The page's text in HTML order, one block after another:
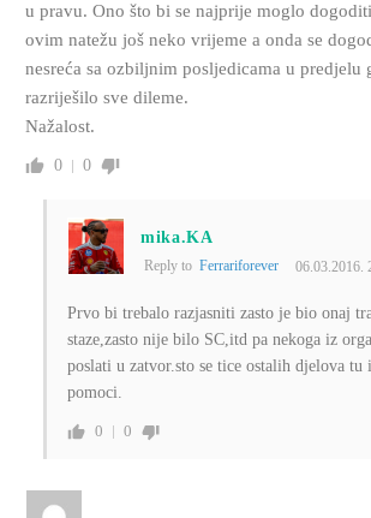
u pravu. Ono što bi se najprije moglo
ovim natežu još neko vrijeme a onda se
nesreća sa ozbiljnim posljedicama u predjelu
razriješilo sve dileme.
Nažalost.
0 0
mika.KA
Reply to Ferrariforever 06.03.2016.
Prvo bi trebalo razjasniti zasto je bio onaj
staze,zasto nije bilo SC,itd pa nekoga iz
poslati u zatvor.sto se tice ostalih djelova tu
pomoci.
0 0